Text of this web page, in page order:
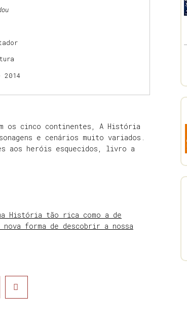
2014
os cinco continentes, A História
e cenários muito variados.
aos heróis esquecidos, livro a
História tão rica como a de
nova forma de descobrir a nossa